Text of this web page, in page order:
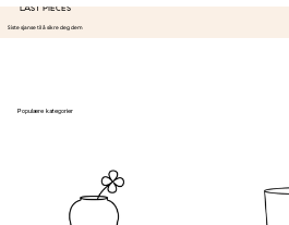
LAST PIECES
Siste sjanse til å sikre deg dem
Populære kategorier